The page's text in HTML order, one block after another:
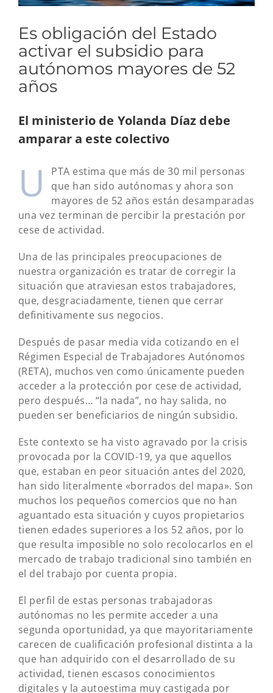
Es obligación del Estado
activar el subsidio para
autónomos mayores de 52
años
El ministerio de Yolanda Díaz debe
amparar a este colectivo
U
PTA estima que más de 30 mil personas
que han sido autónomas y ahora son
mayores de 52 años están desamparadas
una vez terminan de percibir la prestación por
cese de actividad.
Una de las principales preocupaciones de
nuestra organización es tratar de corregir la
situación que atraviesan estos trabajadores,
que, desgraciadamente, tienen que cerrar
definitivamente sus negocios.
Después de pasar media vida cotizando en el
Régimen Especial de Trabajadores Autónomos
(RETA), muchos ven como únicamente pueden
acceder a la protección por cese de actividad,
pero después… “la nada”, no hay salida, no
pueden ser beneficiarios de ningún subsidio.
Este contexto se ha visto agravado por la crisis
provocada por la COVID-19, ya que aquellos
que, estaban en peor situación antes del 2020,
han sido literalmente «borrados del mapa». Son
muchos los pequeños comercios que no han
aguantado esta situación y cuyos propietarios
tienen edades superiores a los 52 años, por lo
que resulta imposible no solo recolocarlos en el
mercado de trabajo tradicional sino también en
el del trabajo por cuenta propia.
El perfil de estas personas trabajadoras
autónomas no les permite acceder a una
segunda oportunidad, ya que mayoritariamente
carecen de cualificación profesional distinta a la
que han adquirido con el desarrollado de su
actividad, tienen escasos conocimientos
digitales y la autoestima muy castigada por